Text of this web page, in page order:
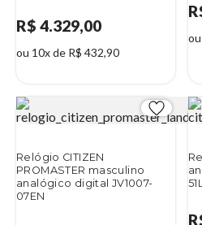
R$ 4.329,00
ou 10x de R$ 432,90
Relógio CITIZEN
PROMASTER masculino
analógico digital JV1007-
07EN